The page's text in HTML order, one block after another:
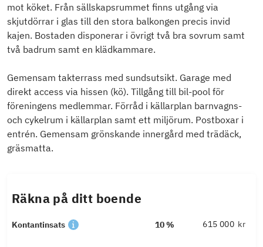
mot köket. Från sällskapsrummet finns utgång via
skjutdörrar i glas till den stora balkongen precis invid
kajen. Bostaden disponerar i övrigt två bra sovrum samt
två badrum samt en klädkammare.
Gemensam takterrass med sundsutsikt. Garage med
direkt access via hissen (kö). Tillgång till bil-pool för
föreningens medlemmar. Förråd i källarplan barnvagns-
och cykelrum i källarplan samt ett miljörum. Postboxar i
entrén. Gemensam grönskande innergård med trädäck,
gräsmatta.
Räkna på ditt boende
Kontantinsats 10 % kr